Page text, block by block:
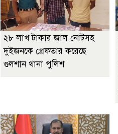
২৮ লাখ টাকার জাল নোটসহ
দুইজনকে গ্রেফতার করেছে
গুলশান থানা পুলিশ